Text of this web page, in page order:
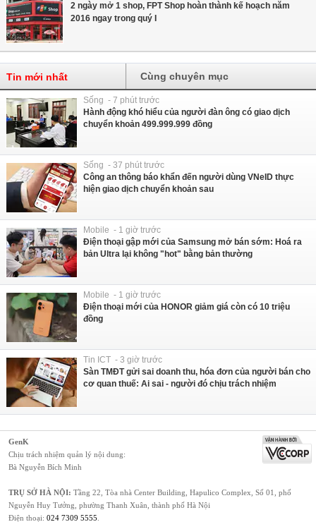
2 ngày mở 1 shop, FPT Shop hoàn thành kế hoạch năm
2016 ngay trong quý I
Tin mới nhất Cùng chuyên mục
Sống - 7 phút trước
Hành động khó hiểu của người đàn ông có giao dịch
chuyển khoản 499.999.999 đồng
Sống - 37 phút trước
Công an thông báo khẩn đến người dùng VNeID thực
hiện giao dịch chuyển khoản sau
Mobile - 1 giờ trước
Điện thoại gập mới của Samsung mở bán sớm: Hoá ra
bản Ultra lại không "hot" bằng bản thường
Mobile - 1 giờ trước
Điện thoại mới của HONOR giảm giá còn có 10 triệu
đồng
Tin ICT - 3 giờ trước
Sàn TMĐT gửi sai doanh thu, hóa đơn của người bán cho
cơ quan thuế: Ai sai - người đó chịu trách nhiệm
GenK
Chịu trách nhiệm quản lý nội dung:
Bà Nguyễn Bích Minh
TRỤ SỞ HÀ NỘI: Tầng 22, Tòa nhà Center Building, Hapulico Complex, Số 01, phố
Nguyễn Huy Tưởng, phường Thanh Xuân, thành phố Hà Nội
Điện thoại: 024 7309 5555